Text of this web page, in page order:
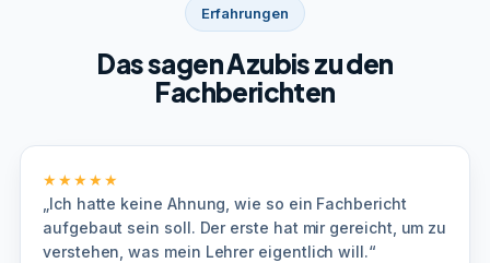
Erfahrungen
Das sagen Azubis zu den
Fachberichten
★★★★★
„Ich hatte keine Ahnung, wie so ein Fachbericht
aufgebaut sein soll. Der erste hat mir gereicht, um zu
verstehen, was mein Lehrer eigentlich will.“